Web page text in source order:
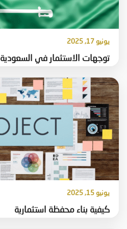
توجهات الاستثمار في السعودية
يونيو 17, 2025
كيفية بناء محفظة استثمارية
يونيو 15, 2025